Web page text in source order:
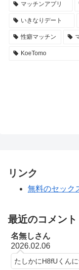
マッチンアプリ
いきなりデート
性癖マッチン
KoeTomo
リンク
無料のセック
最近のコメント
名無しさん
2026.02.06
たしかにH8fUくん